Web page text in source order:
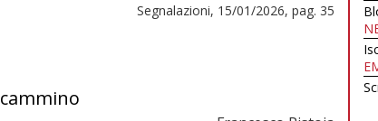
Segnalazioni, 15/01/2026, pag. 35